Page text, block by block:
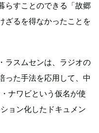
らすことのできる「故郷
ざるを得なかったことを
ラスムセンは、ラジオの
った手法を応用して、中
ナワビという仮名が使
ョン化したドキュメン